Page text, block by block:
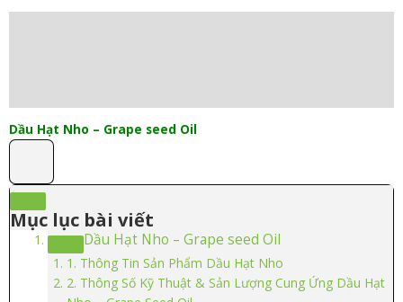
Dầu Hạt Nho – Grape seed Oil
Mục lục bài viết
Dầu Hạt Nho – Grape seed Oil
1. Thông Tin Sản Phẩm Dầu Hạt Nho
2. Thông Số Kỹ Thuật & Sản Lượng Cung Ứng Dầu Hạt